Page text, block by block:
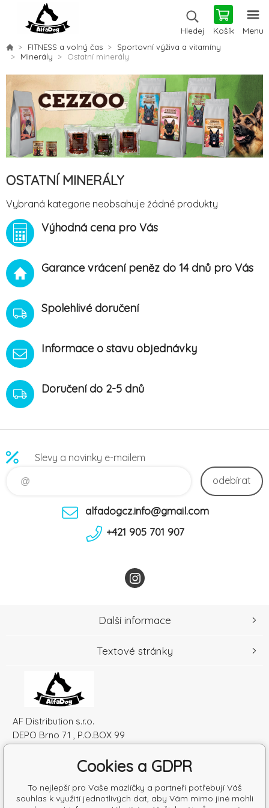
Hledej Košík Menu
FITNESS a volný čas
Sportovní výživa a vitamíny
Minerály
Ostatní minerály
OSTATNÍ MINERÁLY
Vybraná kategorie neobsahuje žádné produkty
Výhodná cena pro Vás
Garance vrácení peněz do 14 dnů pro Vás
Spolehlivé doručení
Informace o stavu objednávky
Doručení do 2-5 dnů
Slevy a novinky e-mailem
odebírat
alfadogcz.info@gmail.com
+421 905 701 907
AF Distribution s.r.o.
DEPO Brno 71 , P.O.BOX 99
Česká republika
DIČ: SK2120864328
Další informace
Textové stránky
Cookies a GDPR
To nejlepší pro Vaše mazlíčky a partneři potřebují Váš
souhlas k využití jednotlivých dat, aby Vám mimo jiné mohli